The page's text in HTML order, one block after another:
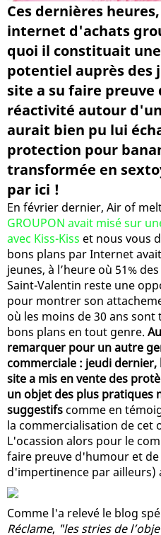
Ces dernières
internet d'achats
quoi il constituait
potentiel auprès des
site a su faire
réactivité autour
aurait bien pu lui
protection pour
transformée en
par ici !
En février dernier, Air of
GROUPON avait misé sur
avec Kiss-Kiss et nous vous
bons plans par Internet
jeunes, à l’heure où 51%
Saint-Valentin reste une
pour montrer son
où les moins de 30 ans
bons plans en tout genre.
remarquer pour un autre
commerciale : jeudi
site a mis en vente des
un objet des plus pratiques
suggestifscomme en
la commercialisation de cet
L'ocassion alors pour le
faire preuve d'humour et
d'impertinence par ailleurs)
Comme l'a relevé le blog
Réclame, "les stries de